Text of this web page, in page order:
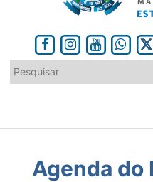
Agenda